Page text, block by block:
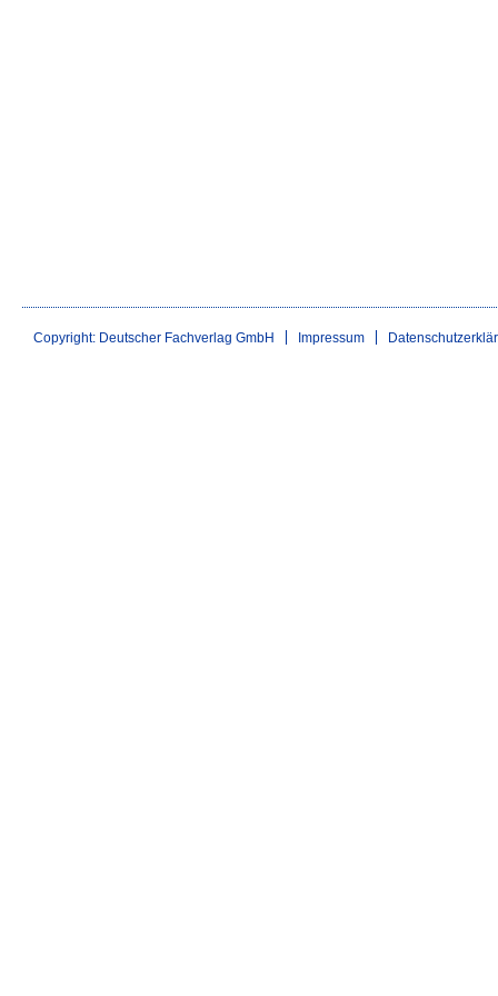
Copyright: Deutscher Fachverlag GmbH Impressum